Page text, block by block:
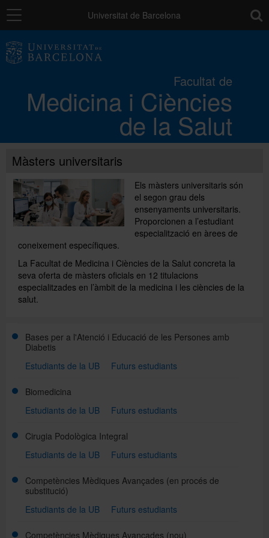
Navegació Universitat de Barcelona
Facultat de
Medicina i Ciències
de la Salut
Els campus
Docència
Recerca
Mobilitat
Convocatòries i ajuts
Màsters universitaris
Els màsters universitaris són
el segon grau dels
ensenyaments universitaris.
Proporcionen a l’estudiant
especialització en àrees de
coneixement específiques.
La Facultat de Medicina i Ciències de la Salut concreta la
seva oferta de màsters oficials en 12 titulacions
especialitzades en l’àmbit de la medicina i les ciències de la
salut.
Bases per a l'Atenció i Educació de les Persones amb
Diabetis
Estudiants de la UB
Futurs estudiants
Biomedicina
Estudiants de la UB
Futurs estudiants
Cirugia Podològica Integral
Estudiants de la UB
Futurs estudiants
Competències Mèdiques Avançades (en procés de
substitució)
Estudiants de la UB
Futurs estudiants
Competències Mèdiques Avançades (nou)